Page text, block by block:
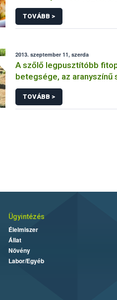
TOVÁBB >
2013. szeptember 11, szerda
A szőlő legpusztítóbb
betegsége, az aranyszínű
Grapevine flavescence
TOVÁBB >
Ügyintézés
Élelmiszer
Állat
Növény
Labor/Egyéb